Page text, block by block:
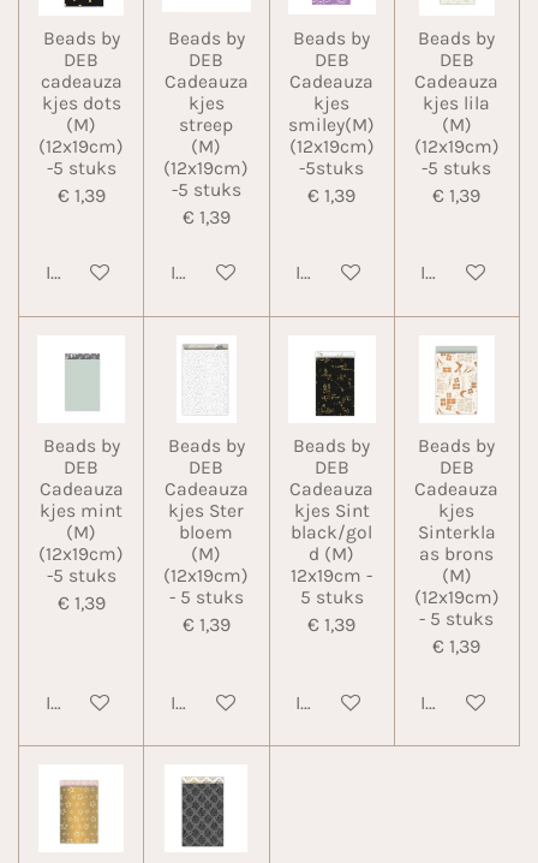
Beads by
DEB
cadeauza
kjes dots
(M)
(12x19cm)
-5 stuks
€ 1,39
In winkelwagen
Beads by
DEB
Cadeauza
kjes
streep
(M)
(12x19cm)
-5 stuks
€ 1,39
In winkelwagen
Beads by
DEB
Cadeauza
kjes
smiley(M)
(12x19cm)
-5stuks
€ 1,39
In winkelwagen
Beads by
DEB
Cadeauza
kjes lila
(M)
(12x19cm)
-5 stuks
€ 1,39
In
Beads by
DEB
Cadeauza
kjes mint
(M)
(12x19cm)
-5 stuks
€ 1,39
In winkelwagen
Beads by
DEB
Cadeauza
kjes Ster
bloem
(M)
(12x19cm)
- 5 stuks
€ 1,39
In winkelwagen
Beads by
DEB
Cadeauza
kjes Sint
black/gol
d (M)
12x19cm -
5 stuks
€ 1,39
In winkelwagen
Beads by
DEB
Cadeauza
kjes
Sinterkla
as brons
(M)
(12x19cm)
- 5 stuks
€ 1,39
In